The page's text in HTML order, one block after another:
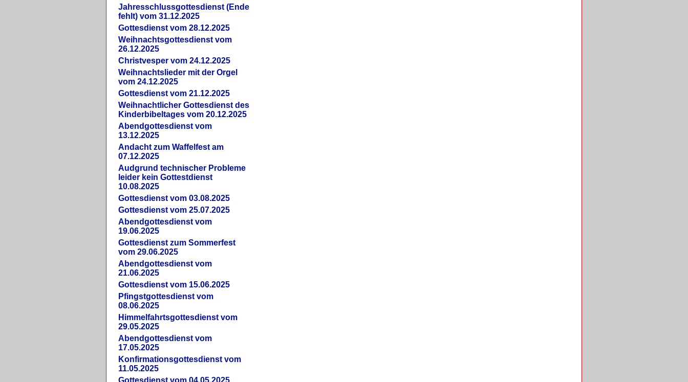
Jahresschlussgottesdienst (Ende
fehlt) vom 31.12.2025
Gottesdienst vom 28.12.2025
Weihnachtsgottesdienst vom
26.12.2025
Christvesper vom 24.12.2025
Weihnachtslieder mit der Orgel
vom 24.12.2025
Gottesdienst vom 21.12.2025
Weihnachtlicher Gottesdienst des
Kinderbibeltages vom 20.12.2025
Abendgottesdienst vom
13.12.2025
Andacht zum Waffelfest am
07.12.2025
Audgrund technischer Probleme
leider kein Gottestdienst
10.08.2025
Gottesdienst vom 03.08.2025
Gottesdienst vom 25.07.2025
Abendgottesdienst vom
19.06.2025
Gottesdienst zum Sommerfest
vom 29.06.2025
Abendgottesdienst vom
21.06.2025
Gottesdienst vom 15.06.2025
Pfingstgottesdienst vom
08.06.2025
Himmelfahrtsgottesdienst vom
29.05.2025
Abendgottesdienst vom
17.05.2025
Konfirmationsgottesdienst vom
11.05.2025
Gottesdienst vom 04.05.2025